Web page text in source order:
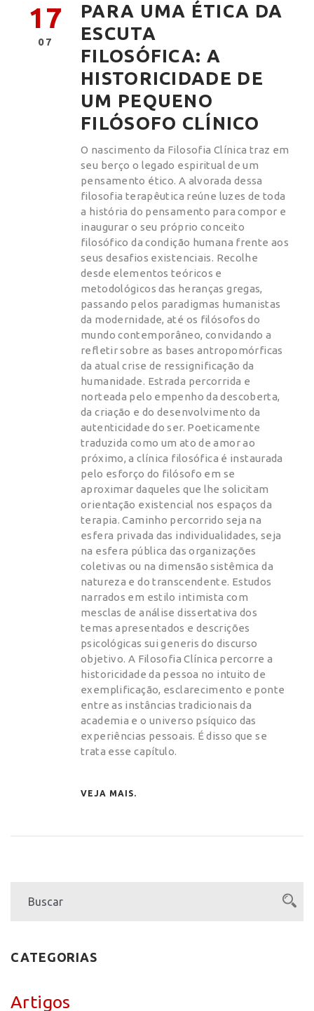
17
07
PARA UMA ÉTICA DA
ESCUTA
FILOSÓFICA: A
HISTORICIDADE DE
UM PEQUENO
FILÓSOFO CLÍNICO
O nascimento da Filosofia Clínica traz em
seu berço o legado espiritual de um
pensamento ético. A alvorada dessa
filosofia terapêutica reúne luzes de toda
a história do pensamento para compor e
inaugurar o seu próprio conceito
filosófico da condição humana frente aos
seus desafios existenciais. Recolhe
desde elementos teóricos e
metodológicos das heranças gregas,
passando pelos paradigmas humanistas
da modernidade, até os filósofos do
mundo contemporâneo, convidando a
refletir sobre as bases antropomórficas
da atual crise de ressignificação da
humanidade. Estrada percorrida e
norteada pelo empenho da descoberta,
da criação e do desenvolvimento da
autenticidade do ser. Poeticamente
traduzida como um ato de amor ao
próximo, a clínica filosófica é instaurada
pelo esforço do filósofo em se
aproximar daqueles que lhe solicitam
orientação existencial nos espaços da
terapia. Caminho percorrido seja na
esfera privada das individualidades, seja
na esfera pública das organizações
coletivas ou na dimensão sistêmica da
natureza e do transcendente. Estudos
narrados em estilo intimista com
mesclas de análise dissertativa dos
temas apresentados e descrições
psicológicas sui generis do discurso
objetivo. A Filosofia Clínica percorre a
historicidade da pessoa no intuito de
exemplificação, esclarecimento e ponte
entre as instâncias tradicionais da
academia e o universo psíquico das
experiências pessoais. É disso que se
trata esse capítulo.
VEJA MAIS.
CATEGORIAS
Artigos